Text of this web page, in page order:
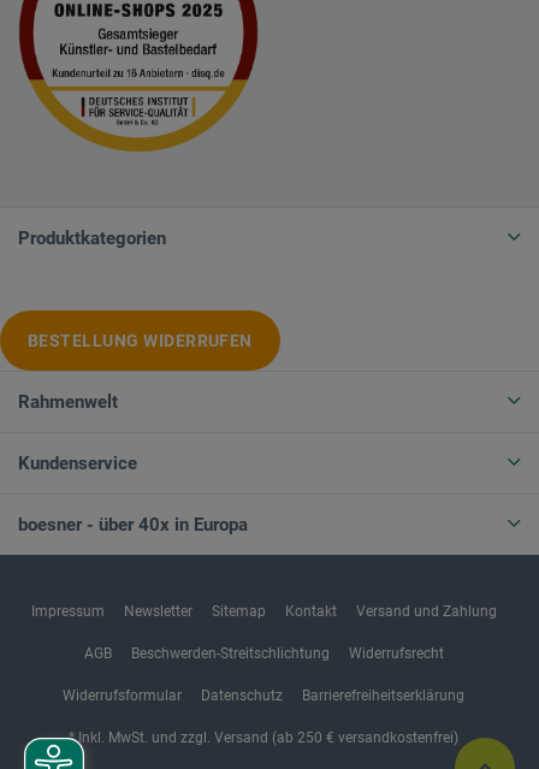
Produktkategorien
BESTELLUNG WIDERRUFEN
Rahmenwelt
Kundenservice
boesner - über 40x in Europa
Impressum Newsletter Sitemap Kontakt Versand und Zahlung
AGB Beschwerden-Streitschlichtung Widerrufsrecht
Widerrufsformular Datenschutz Barrierefreiheitserklärung
* Inkl. MwSt. und zzgl. Versand (ab 250 € versandkostenfrei)